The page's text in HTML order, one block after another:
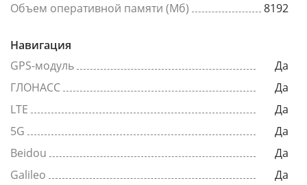
Объем оперативной памяти (Мб)
8192
Навигация
GPS-модуль
Да
ГЛОНАСС
Да
LTE
Да
5G
Да
Beidou
Да
Galileo
Да